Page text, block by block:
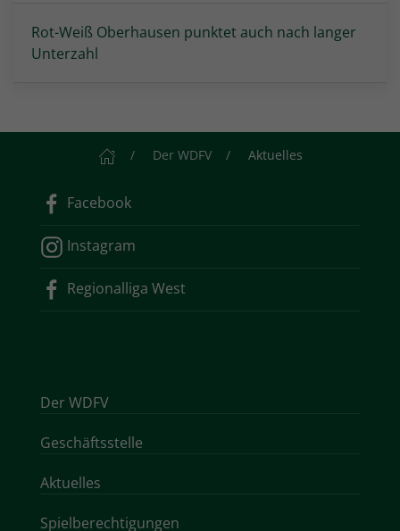
Rot-Weiß Oberhausen punktet auch nach langer
Unterzahl
StartseiteDer WDFV Aktuelles
Facebook
Instagram
Regionalliga West
Der WDFV
Geschäftsstelle
Aktuelles
Spielberechtigungen